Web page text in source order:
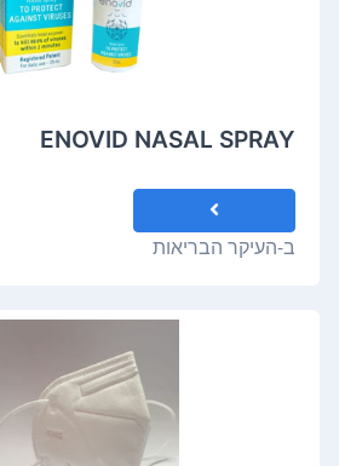
ENOVID NASAL SPRAY
ב-העיקר הבריאות